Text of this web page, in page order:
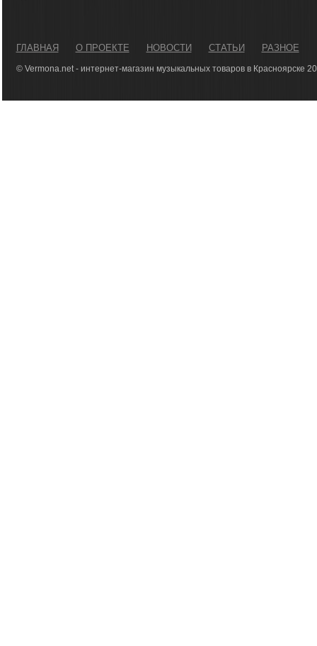
ГЛАВНАЯ О ПРОЕКТЕ НОВОСТИ СТАТЬИ РАЗНОЕ
© Vermona.net - интернет-магазин музыкальных товаров в Красноярске